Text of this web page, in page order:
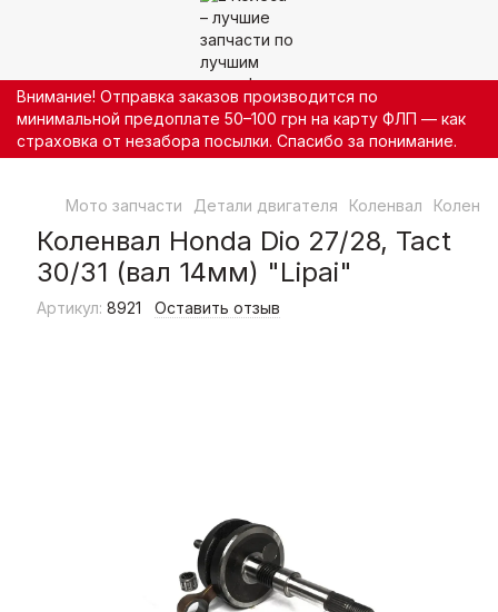
Внимание! Отправка заказов производится по
минимальной предоплате 50–100 грн на карту ФЛП — как
страховка от незабора посылки. Спасибо за понимание.
Мото запчасти Детали двигателя Коленвал
Коленвал Honda Dio 27/28, Tact
30/31 (вал 14мм) "Lipai"
Артикул: 8921 Оставить отзыв